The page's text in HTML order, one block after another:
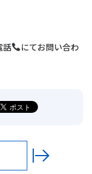
ちら
話
にてお問い合わ